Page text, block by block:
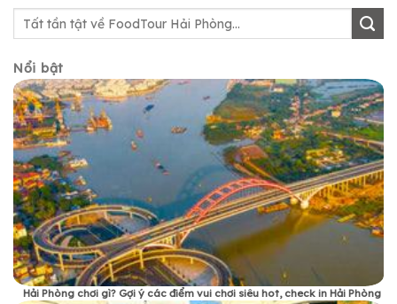
Nổi bật
Hải Phòng chơi gì? Gợi ý các điểm vui chơi siêu hot, check in Hải Phòng